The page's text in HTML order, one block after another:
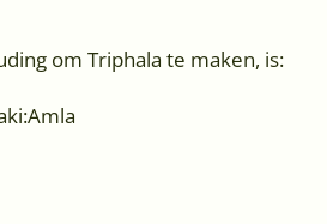
om Triphala te maken, is: